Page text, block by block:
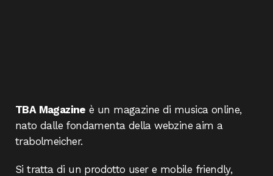
TBA Magazine è un magazine di musica online,
nato dalle fondamenta della webzine aim a
trabolmeicher.
Si tratta di un prodotto user e mobile friendly,